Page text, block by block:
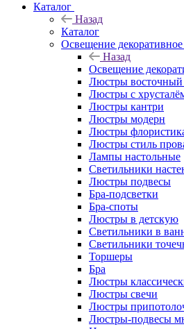
Каталог
Назад
Каталог
Освещение декоративное
Назад
Освещение
Люстры восточный
Люстры с
Люстры кантри
Люстры модерн
Люстры
Люстры стиль
Лампы настольные
Светильники
Люстры подвесы
Бра-подсветки
Бра-споты
Люстры в детскую
Светильники в
Светильники
Торшеры
Бра
Люстры
Люстры свечи
Люстры
Люстры-подвесы